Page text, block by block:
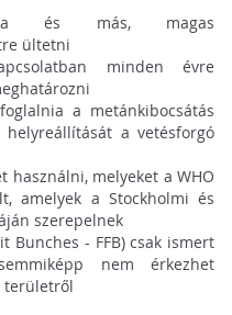
és más, magas
ültetni
minden évre
a metánkibocsátás
a vetésforgó
használni, melyeket a WHO
amelyek a Stockholmi és
szerepelnek
Bunches - FFB) csak ismert
nem érkezhet
területről